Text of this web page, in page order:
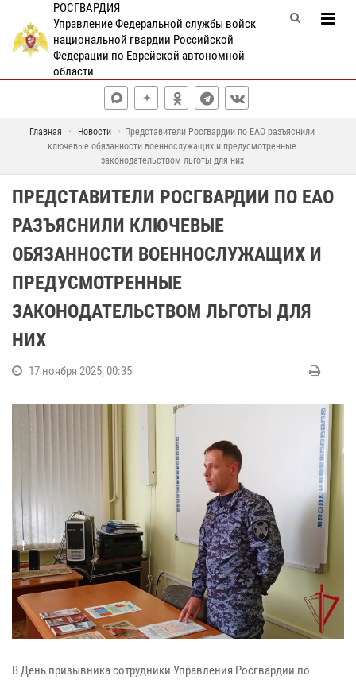
РОСГВАРДИЯ
Управление Федеральной службы войск
национальной гвардии Российской
Федерации по Еврейской автономной
области
Главная Новости
Представители Росгвардии по ЕАО разъяснили
ключевые обязанности военнослужащих и предусмотренные
законодательством льготы для них
ПРЕДСТАВИТЕЛИ РОСГВАРДИИ ПО ЕАО
РАЗЪЯСНИЛИ КЛЮЧЕВЫЕ
ОБЯЗАННОСТИ ВОЕННОСЛУЖАЩИХ И
ПРЕДУСМОТРЕННЫЕ
ЗАКОНОДАТЕЛЬСТВОМ ЛЬГОТЫ ДЛЯ
НИХ
17 ноября 2025, 00:35
В День призывника сотрудники Управления Росгвардии по